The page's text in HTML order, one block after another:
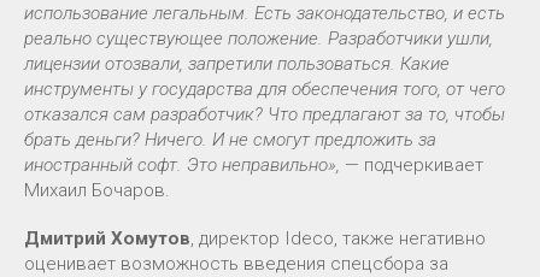
использование легальным. Есть законодательство, и есть
реально существующее положение. Разработчики ушли,
лицензии отозвали, запретили пользоваться. Какие
инструменты у государства для обеспечения того, от чего
отказался сам разработчик? Что предлагают за то, чтобы
брать деньги? Ничего. И не смогут предложить за
иностранный софт. Это неправильно», — подчеркивает
Михаил Бочаров.
Дмитрий Хомутов, директор Ideco, также негативно
оценивает возможность введения спецсбора за